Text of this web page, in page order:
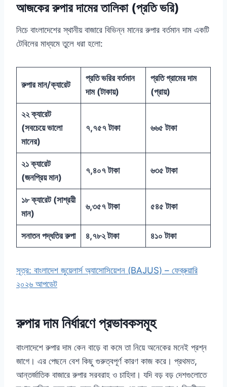
আজকের রুপার দামের তালিকা (প্রতি ভরি)
নিচে বাংলাদেশের স্থানীয় বাজারে বিভিন্ন মানের রুপার বর্তমান দাম একটি
টেবিলের মাধ্যমে তুলে ধরা হলো:
রুপার মান/ক্যারেট
প্রতি ভরির বর্তমান
দাম (টাকায়)
প্রতি গ্রামের দাম
(প্রায়)
২২ ক্যারেট
(সবচেয়ে ভালো
মানের)
৭,৭৫৭ টাকা ৬৬৫ টাকা
২১ ক্যারেট
(জনপ্রিয় মান)
৭,৪০৭ টাকা ৬৩৫ টাকা
১৮ ক্যারেট (সাশ্রয়ী
মান)
৬,৩৫৭ টাকা ৫৪৫ টাকা
সনাতন পদ্ধতির রুপা ৪,৭৮২ টাকা ৪১০ টাকা
সূত্র: বাংলাদেশ জুয়েলার্স অ্যাসোসিয়েশন (BAJUS) – ফেব্রুয়ারি
২০২৬ আপডেট
রুপার দাম নির্ধারণে প্রভাবকসমূহ
বাংলাদেশে রুপার দাম কেন বাড়ে বা কমে তা নিয়ে অনেকের মনেই প্রশ্ন
জাগে। এর পেছনে বেশ কিছু গুরুত্বপূর্ণ কারণ কাজ করে। প্রথমত,
আন্তর্জাতিক বাজারে রুপার সরবরাহ ও চাহিদা। যদি বড় বড় দেশগুলোতে